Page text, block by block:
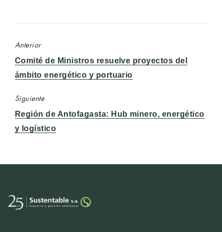
Anterior
Entrada
anterior:
Comité de Ministros resuelve proyectos del
ámbito energético y portuario
Siguiente
Entrada
siguiente:
Región de Antofagasta: Hub minero, energético
y logístico